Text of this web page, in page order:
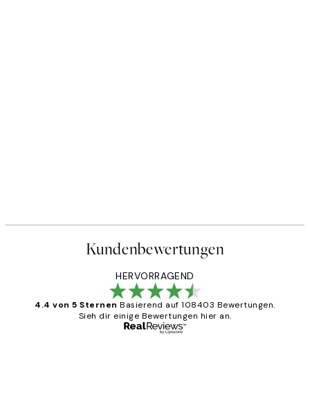
Kundenbewertungen
HERVORRAGEND
4.4 von 5 Sternen Basierend auf 108403 Bewertungen.
Sieh dir einige Bewertungen hier an.